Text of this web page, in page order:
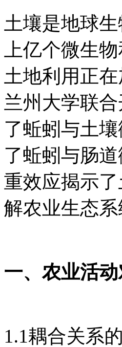
土壤是地球
上亿个微生
土地利用正
兰州大学联
了蚯蚓与土
了蚯蚓与肠
重效应揭示
解农业生态
一、农业活
1.1耦合关系